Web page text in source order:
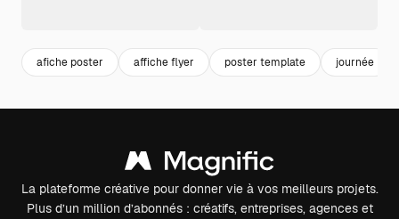
afiche poster affiche flyer poster template journée
La plateforme créative pour donner vie à vos meilleurs projets.
Plus d’un million d’abonnés : créatifs, entreprises, agences et